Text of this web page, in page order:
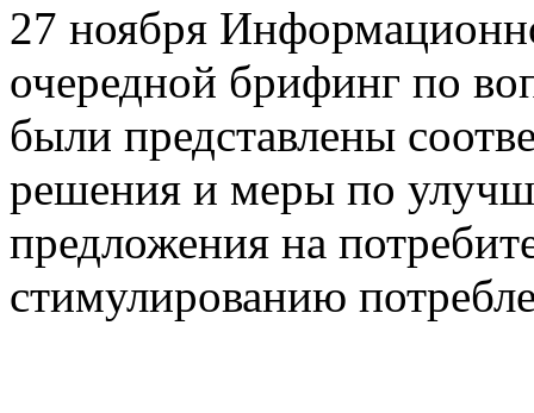
27 ноября
очередной брифинг по
были представлены
решения и меры по
предложения на
стимулированию